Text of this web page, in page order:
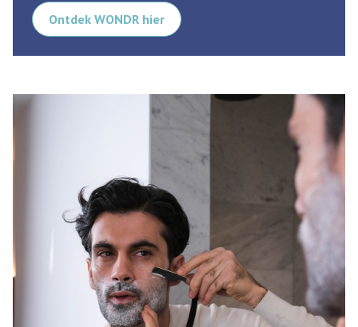
Ontdek WONDR hier